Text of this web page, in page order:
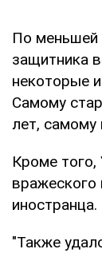
По
защитника
некоторые
Самому
лет,
Кроме того,
вражеского
иностранца.
"Также